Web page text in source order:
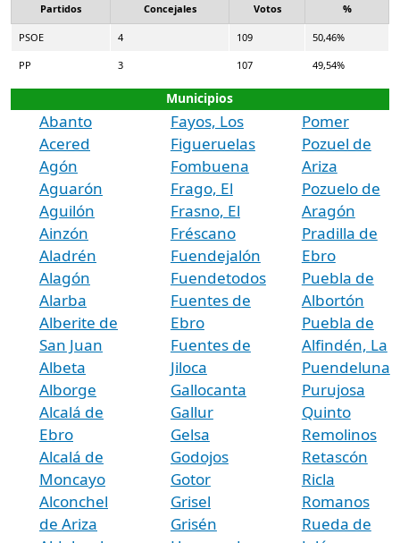
Partidos Concejales Votos %
PSOE 4 109 50,46%
PP 3 107 49,54%
Municipios
Abanto
Acered
Agón
Aguarón
Aguilón
Ainzón
Aladrén
Alagón
Alarba
Alberite de
San Juan
Albeta
Alborge
Alcalá de
Ebro
Alcalá de
Moncayo
Alconchel
de Ariza
Fayos, Los
Figueruelas
Fombuena
Frago, El
Frasno, El
Fréscano
Fuendejalón
Fuendetodos
Fuentes de
Ebro
Fuentes de
Jiloca
Gallocanta
Gallur
Gelsa
Godojos
Gotor
Grisel
Grisén
Pomer
Pozuel de
Ariza
Pozuelo de
Aragón
Pradilla de
Ebro
Puebla de
Albortón
Puebla de
Alfindén, La
Puendeluna
Purujosa
Quinto
Remolinos
Retascón
Ricla
Romanos
Rueda de